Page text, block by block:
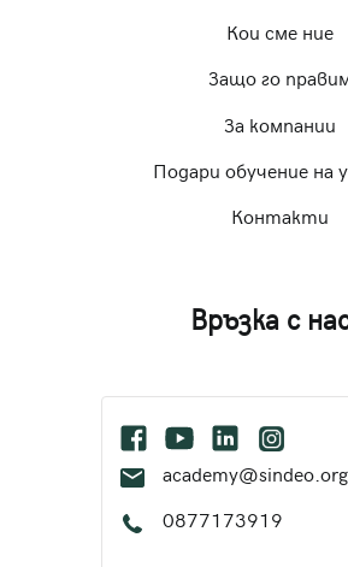
Кои сме ние
Защо го
За компании
Подари обучение на
Контакти
Връзка с
academy@sindeo.org
0877173919